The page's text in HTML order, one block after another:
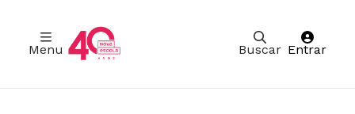
Buscar
Menu Entrar